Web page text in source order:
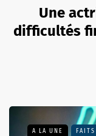
Une
difficultés
A LA UNE